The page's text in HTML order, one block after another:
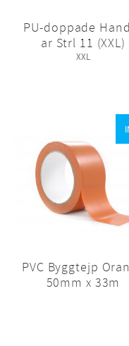
PU-doppade
ar Strl 11 (XXL)
XXL
PVC Byggtejp
50mm x 33m